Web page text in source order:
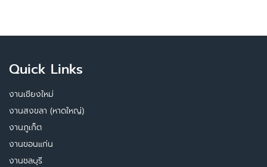
Quick Links
งานเชียงใหม่
งานสงขลา (หาดใหญ่)
งานภูเก็ต
งานขอนแก่น
งานชลบุรี